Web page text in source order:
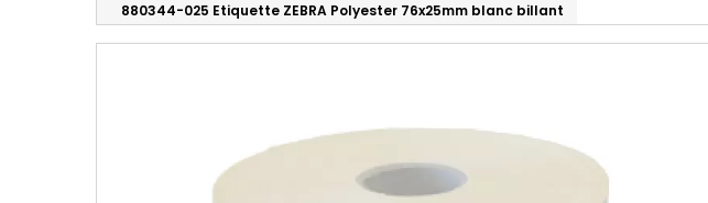
880344-025 Etiquette ZEBRA Polyester 76x25mm blanc billant